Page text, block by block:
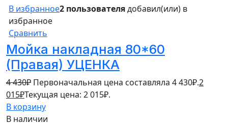
В избранное2 пользователядобавил(или) в
избранное
Сравнить
Мойка накладная 80*60
(Правая) УЦЕНКА
4 430₽ Первоначальная цена составляла 4 430₽.2
015₽Текущая цена: 2 015₽.
В корзину
В наличии